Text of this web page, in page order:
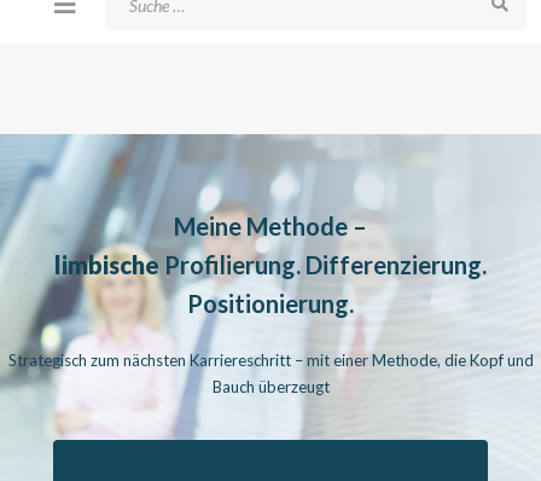
Meine Methode –
limbische Profilierung. Differenzierung.
Positionierung.
Strategisch zum nächsten Karriereschritt – mit einer Methode, die Kopf und
Bauch überzeugt